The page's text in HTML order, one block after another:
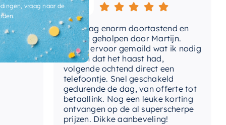
Vandaag enorm doortastend en
prettig geholpen door Martijn.
Avond ervoor gemaild wat ik nodig
had en dat het haast had,
volgende ochtend direct een
telefoontje. Snel geschakeld
gedurende de dag, van offerte tot
betaallink. Nog een leuke korting
ontvangen op de al superscherpe
prijzen. Dikke aanbeveling!
vraag naar de